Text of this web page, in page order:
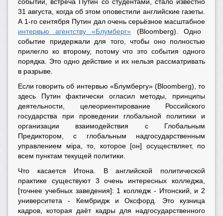
31 августа, когда об этом оповестили английские газеты.
А 1-го сентября Путин дал очень серьёзное масштабное
интервью агентству «Блумберг» (Bloomberg). Одно
событие придержали для того, чтобы оно полностью
прилегло ко второму, потому что это события одного
порядка. Это одно действие и их нельзя рассматривать
в разрыве.
Если говорить об интервью «Блумбергу» (Bloomberg), то
здесь Путин фактически огласил методы, принципы
деятельности, целеориентирование Российского
государства при проведении глобальной политики и
организации взаимодействия с Глобальным
Предиктором, с глобальным надгосударственным
управлением мiра, то, которое [он] осуществляет, по
всем пунктам текущей политики.
Что касается Итона. В английской политической
практике существуют 3 очень интересных колледжа,
[точнее учебных заведения]: 1 колледж - Итонский, и 2
университета - Кембридж и Оксфорд. Это кузница
кадров, которая даёт кадры для надгосударственного